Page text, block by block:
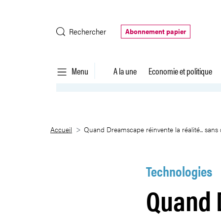
Rechercher
Abonnement papier
Menu A la une Economie et politique
Quand Dreamscape réinvente
Accueil Quand Dreamscape réinvente la réalité... sans
Technologies